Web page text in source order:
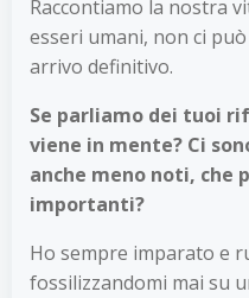
Raccontiamo la nostra
esseri umani, non ci
arrivo definitivo.
Se parliamo dei tuoi
viene in mente? Ci
anche meno noti, che
importanti?
Ho sempre imparato e
fossilizzandomi mai su